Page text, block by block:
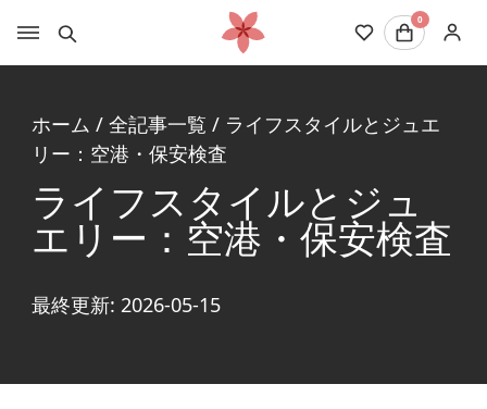
0
ホーム / 全記事一覧 / ライフスタイルとジュエ
リー：空港・保安検査
ライフスタイルとジュ
エリー：空港・保安検査
最終更新: 2026-05-15